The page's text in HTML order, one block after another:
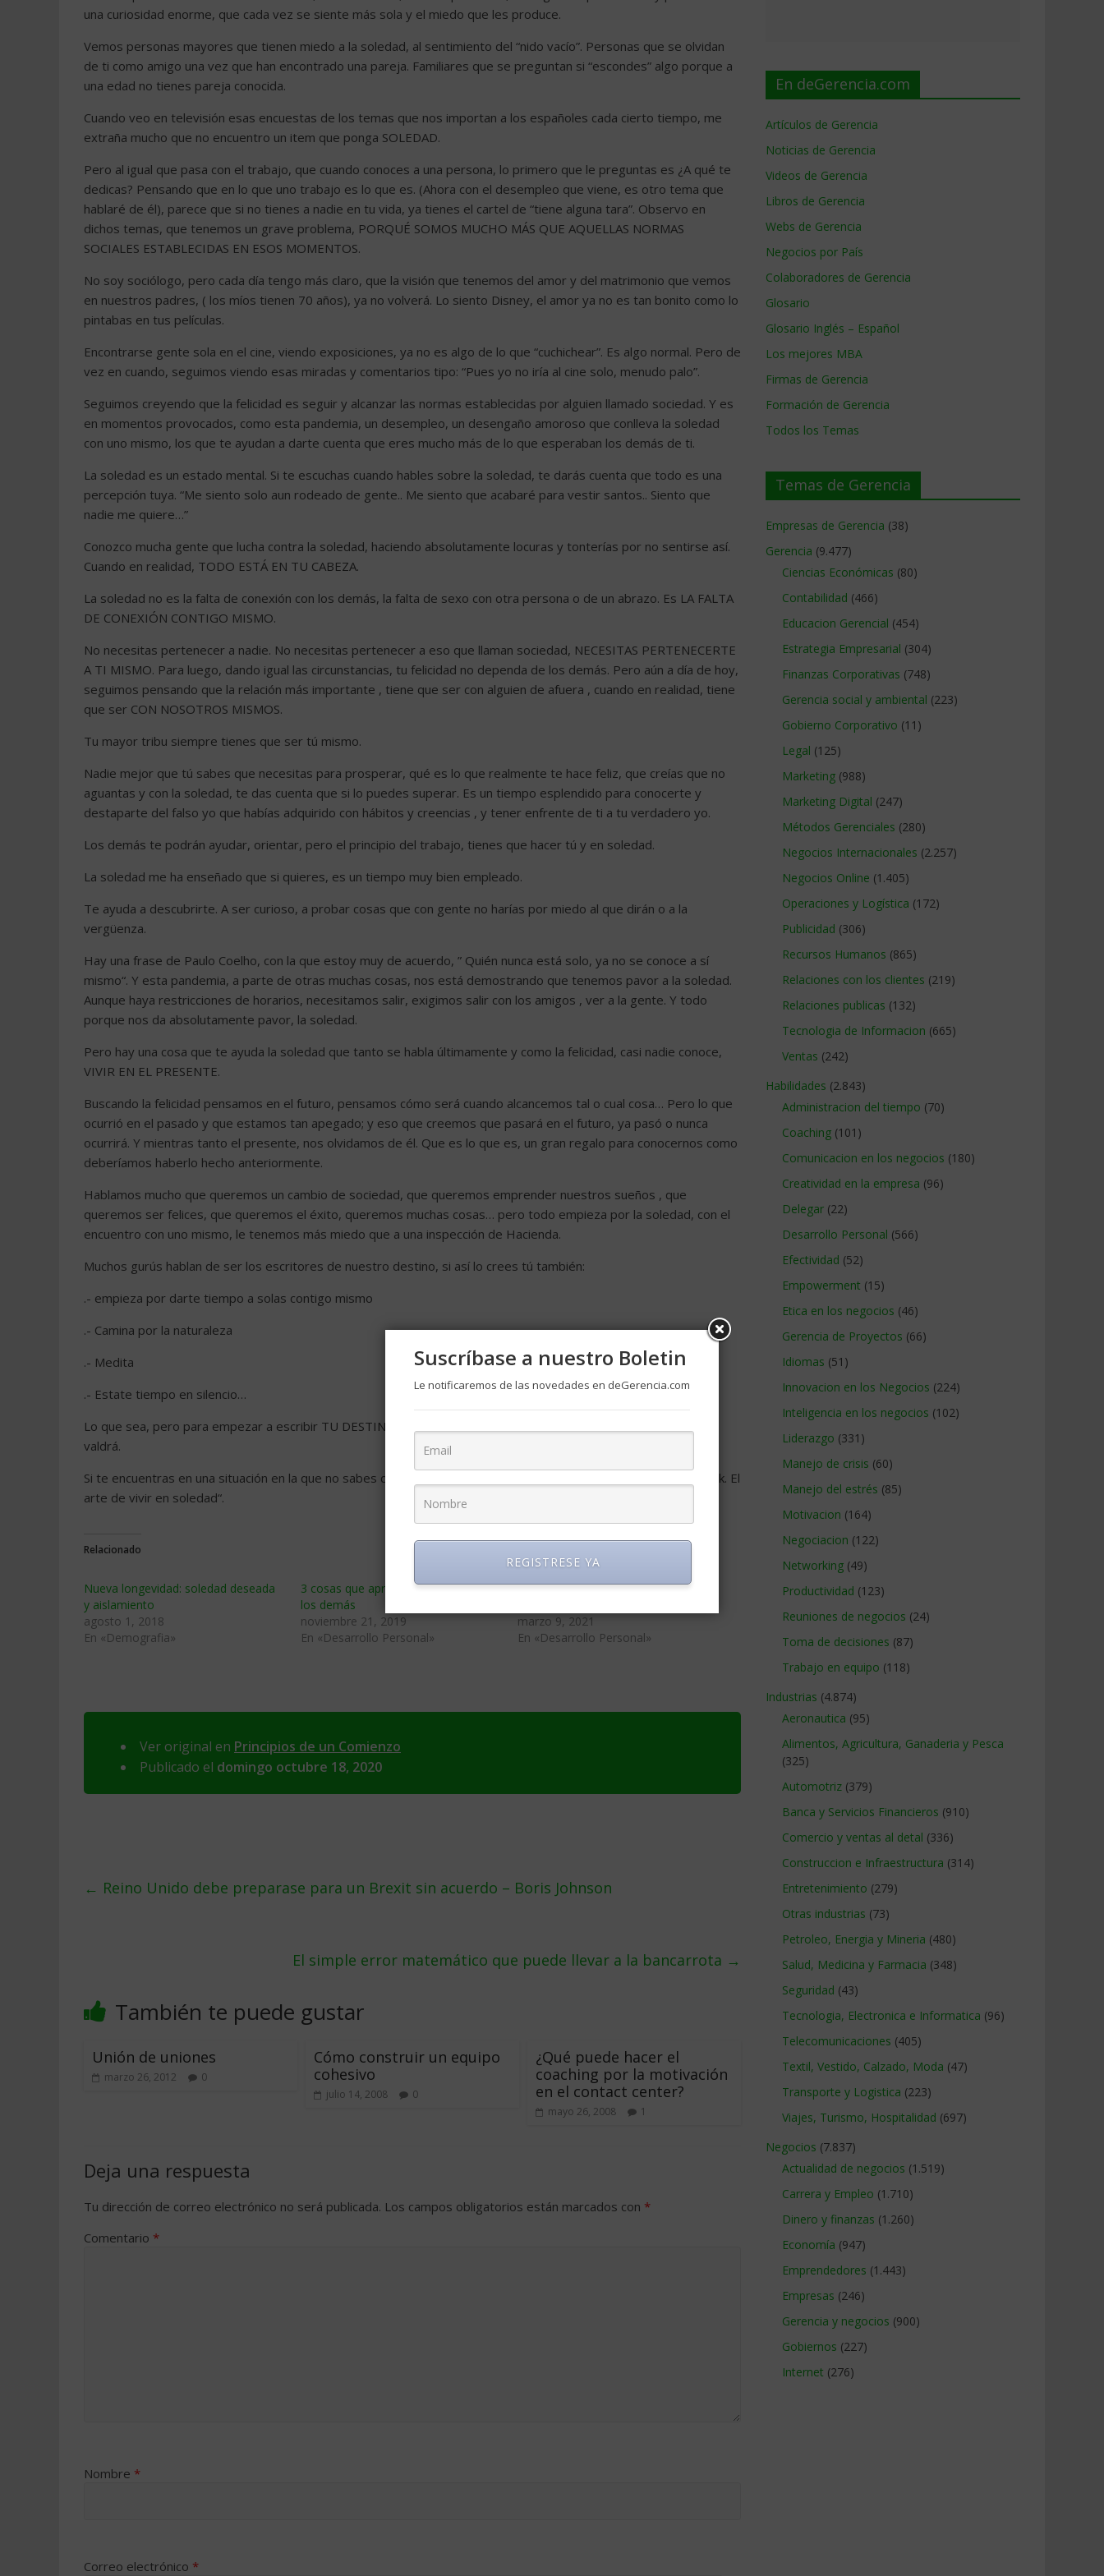
una curiosidad enorme, que cada vez se siente más sola y el miedo que les produce.
Vemos personas mayores que tienen miedo a la soledad, al sentimiento del “nido vacío”. Personas que se olvidan
de ti como amigo una vez que han encontrado una pareja. Familiares que se preguntan si “escondes” algo porque a
una edad no tienes pareja conocida.
Cuando veo en televisión esas encuestas de los temas que nos importan a los españoles cada cierto tiempo, me
extraña mucho que no encuentro un item que ponga SOLEDAD.
Pero al igual que pasa con el trabajo, que cuando conoces a una persona, lo primero que le preguntas es ¿A qué te
dedicas? Pensando que en lo que uno trabajo es lo que es. (Ahora con el desempleo que viene, es otro tema que
hablaré de él), parece que si no tienes a nadie en tu vida, ya tienes el cartel de “tiene alguna tara”. Observo en
dichos temas, que tenemos un grave problema, PORQUÉ SOMOS MUCHO MÁS QUE AQUELLAS NORMAS
SOCIALES ESTABLECIDAS EN ESOS MOMENTOS.
No soy sociólogo, pero cada día tengo más claro, que la visión que tenemos del amor y del matrimonio que vemos
en nuestros padres, ( los míos tienen 70 años), ya no volverá. Lo siento Disney, el amor ya no es tan bonito como lo
pintabas en tus películas.
Encontrarse gente sola en el cine, viendo exposiciones, ya no es algo de lo que “cuchichear”. Es algo normal. Pero de
vez en cuando, seguimos viendo esas miradas y comentarios tipo: “Pues yo no iría al cine solo, menudo palo”.
Seguimos creyendo que la felicidad es seguir y alcanzar las normas establecidas por alguien llamado sociedad. Y es
en momentos provocados, como esta pandemia, un desempleo, un desengaño amoroso que conlleva la soledad
con uno mismo, los que te ayudan a darte cuenta que eres mucho más de lo que esperaban los demás de ti.
La soledad es un estado mental. Si te escuchas cuando hables sobre la soledad, te darás cuenta que todo es una
percepción tuya. “Me siento solo aun rodeado de gente.. Me siento que acabaré para vestir santos.. Siento que
nadie me quiere…”
Conozco mucha gente que lucha contra la soledad, haciendo absolutamente locuras y tonterías por no sentirse así.
Cuando en realidad, TODO ESTÁ EN TU CABEZA.
La soledad no es la falta de conexión con los demás, la falta de sexo con otra persona o de un abrazo. Es LA FALTA
DE CONEXIÓN CONTIGO MISMO.
No necesitas pertenecer a nadie. No necesitas pertenecer a eso que llaman sociedad, NECESITAS PERTENECERTE
A TI MISMO. Para luego, dando igual las circunstancias, tu felicidad no dependa de los demás. Pero aún a día de hoy,
seguimos pensando que la relación más importante , tiene que ser con alguien de afuera , cuando en realidad, tiene
que ser CON NOSOTROS MISMOS.
Tu mayor tribu siempre tienes que ser tú mismo.
Nadie mejor que tú sabes que necesitas para prosperar, qué es lo que realmente te hace feliz, que creías que no
aguantas y con la soledad, te das cuenta que si lo puedes superar. Es un tiempo esplendido para conocerte y
destaparte del falso yo que habías adquirido con hábitos y creencias , y tener enfrente de ti a tu verdadero yo.
Los demás te podrán ayudar, orientar, pero el principio del trabajo, tienes que hacer tú y en soledad.
La soledad me ha enseñado que si quieres, es un tiempo muy bien empleado.
Te ayuda a descubrirte. A ser curioso, a probar cosas que con gente no harías por miedo al que dirán o a la
vergüenza.
Hay una frase de Paulo Coelho, con la que estoy muy de acuerdo, ” Quién nunca está solo, ya no se conoce a sí
mismo“. Y esta pandemia, a parte de otras muchas cosas, nos está demostrando que tenemos pavor a la soledad.
Aunque haya restricciones de horarios, necesitamos salir, exigimos salir con los amigos , ver a la gente. Y todo
porque nos da absolutamente pavor, la soledad.
Pero hay una cosa que te ayuda la soledad que tanto se habla últimamente y como la felicidad, casi nadie conoce,
VIVIR EN EL PRESENTE.
Buscando la felicidad pensamos en el futuro, pensamos cómo será cuando alcancemos tal o cual cosa… Pero lo que
ocurrió en el pasado y que estamos tan apegado; y eso que creemos que pasará en el futuro, ya pasó o nunca
ocurrirá. Y mientras tanto el presente, nos olvidamos de él. Que es lo que es, un gran regalo para conocernos como
deberíamos haberlo hecho anteriormente.
Hablamos mucho que queremos un cambio de sociedad, que queremos emprender nuestros sueños , que
queremos ser felices, que queremos el éxito, queremos muchas cosas… pero todo empieza por la soledad, con el
encuentro con uno mismo, le tenemos más miedo que a una inspección de Hacienda.
Muchos gurús hablan de ser los escritores de nuestro destino, si así lo crees tú también:
.- empieza por darte tiempo a solas contigo mismo
.- Camina por la naturaleza
.- Medita
.- Estate tiempo en silencio…
Lo que sea, pero para empezar a escribir TU DESTINO, empieza por aprender a vivir en soledad. Sin ello, nada
valdrá.
Si te encuentras en una situación en la que no sabes como convivir con la soledad, os recomiendo un libro “Honjok. El
arte de vivir en soledad“.
Relacionado
Nueva longevidad: soledad deseada
y aislamiento
agosto 1, 2018
En «Demografia»
3 cosas que aprendí siendo como
los demás
noviembre 21, 2019
En «Desarrollo Personal»
Nunca nos graduaremos en
marzo 9, 2021
En «Desarrollo Personal»
Ver original en Principios de un Comienzo
Publicado el domingo octubre 18, 2020
← Reino Unido debe preparase para un Brexit sin acuerdo – Boris Johnson
El simple error matemático que puede llevar a la bancarrota →
También te puede gustar
Unión de uniones
marzo 26, 2012 0
Cómo construir un equipo
cohesivo
julio 14, 2008 0
¿Qué puede hacer el
coaching por la motivación
en el contact center?
mayo 26, 2008 1
Deja una respuesta
Tu dirección de correo electrónico no será publicada. Los campos obligatorios están marcados con *
Comentario *
Nombre *
Correo electrónico *
En deGerencia.com
Artículos de Gerencia
Noticias de Gerencia
Videos de Gerencia
Libros de Gerencia
Webs de Gerencia
Negocios por País
Colaboradores de Gerencia
Glosario
Glosario Inglés – Español
Los mejores MBA
Firmas de Gerencia
Formación de Gerencia
Todos los Temas
Temas de Gerencia
Empresas de Gerencia (38)
Gerencia (9.477)
Ciencias Económicas (80)
Contabilidad (466)
Educacion Gerencial (454)
Estrategia Empresarial (304)
Finanzas Corporativas (748)
Gerencia social y ambiental (223)
Gobierno Corporativo (11)
Legal (125)
Marketing (988)
Marketing Digital (247)
Métodos Gerenciales (280)
Negocios Internacionales (2.257)
Negocios Online (1.405)
Operaciones y Logística (172)
Publicidad (306)
Recursos Humanos (865)
Relaciones con los clientes (219)
Relaciones publicas (132)
Tecnologia de Informacion (665)
Ventas (242)
Habilidades (2.843)
Administracion del tiempo (70)
Coaching (101)
Comunicacion en los negocios (180)
Creatividad en la empresa (96)
Delegar (22)
Desarrollo Personal (566)
Efectividad (52)
Empowerment (15)
Etica en los negocios (46)
Gerencia de Proyectos (66)
Idiomas (51)
Innovacion en los Negocios (224)
Inteligencia en los negocios (102)
Liderazgo (331)
Manejo de crisis (60)
Manejo del estrés (85)
Motivacion (164)
Negociacion (122)
Networking (49)
Productividad (123)
Reuniones de negocios (24)
Toma de decisiones (87)
Trabajo en equipo (118)
Industrias (4.874)
Aeronautica (95)
Alimentos, Agricultura, Ganaderia y Pesca
(325)
Automotriz (379)
Banca y Servicios Financieros (910)
Comercio y ventas al detal (336)
Construccion e Infraestructura (314)
Entretenimiento (279)
Otras industrias (73)
Petroleo, Energia y Mineria (480)
Salud, Medicina y Farmacia (348)
Seguridad (43)
Tecnologia, Electronica e Informatica (96)
Telecomunicaciones (405)
Textil, Vestido, Calzado, Moda (47)
Transporte y Logistica (223)
Viajes, Turismo, Hospitalidad (697)
Negocios (7.837)
Actualidad de negocios (1.519)
Carrera y Empleo (1.710)
Dinero y finanzas (1.260)
Economía (947)
Emprendedores (1.443)
Empresas (246)
Gerencia y negocios (900)
Gobiernos (227)
Internet (276)
Suscríbase a nuestro Boletin
Le notificaremos de las novedades en deGerencia.com
REGISTRESE YA